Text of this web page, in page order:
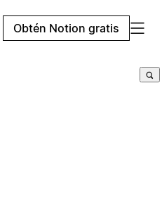
Obtén Notion gratis